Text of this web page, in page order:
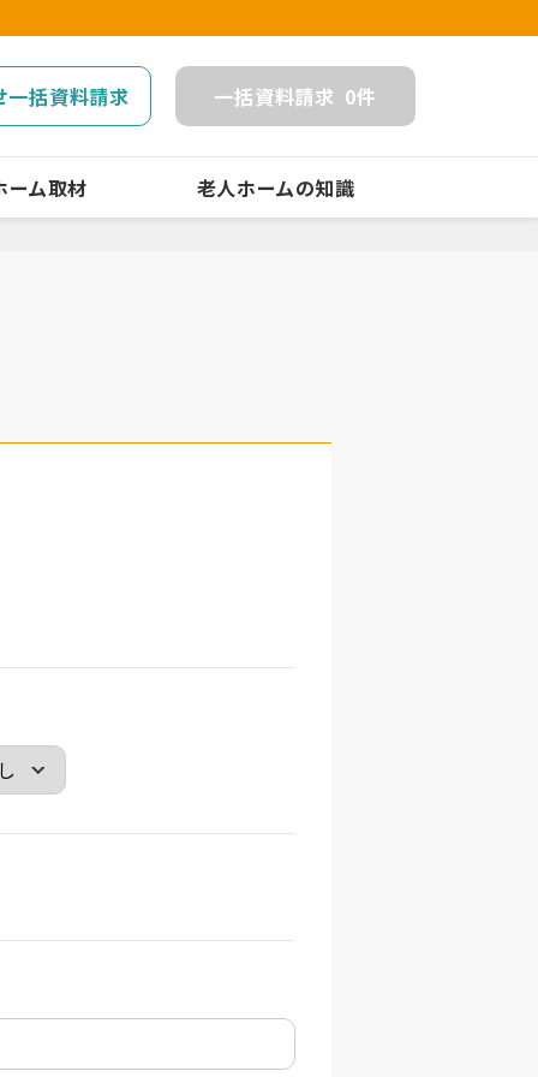
一括資料請求 一括資料請求 0件
ーム取材 老人ホームの知識